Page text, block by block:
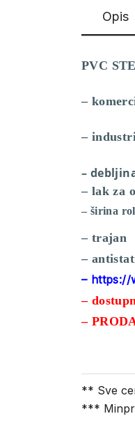
Opis
PVC
–
–
–
– lak za
– širina
– trajan
–
– https://
–
–
** Sve
***